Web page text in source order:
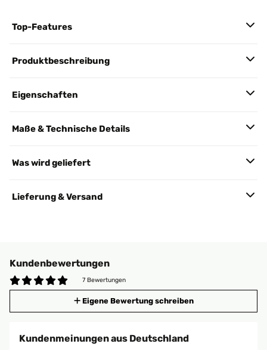
Top-Features
Produktbeschreibung
Eigenschaften
Maße & Technische Details
Was wird geliefert
Lieferung & Versand
Kundenbewertungen
7 Bewertungen
Eigene Bewertung schreiben
Kundenmeinungen aus Deutschland